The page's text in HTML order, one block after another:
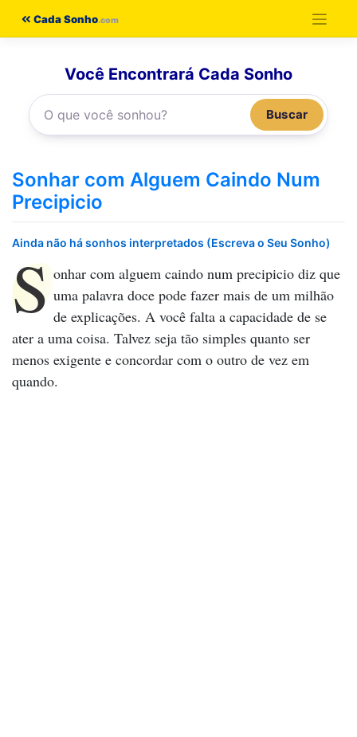
Cada Sonho
Você Encontrará Cada Sonho
Buscar
Sonhar com Alguem Caindo Num
Precipicio
Ainda não há sonhos interpretados (Escreva o Seu Sonho)
S onhar com alguem caindo num precipicio diz que
uma palavra doce pode fazer mais de um milhão
de explicações. A você falta a capacidade de se
ater a uma coisa. Talvez seja tão simples quanto ser
menos exigente e concordar com o outro de vez em
quando.